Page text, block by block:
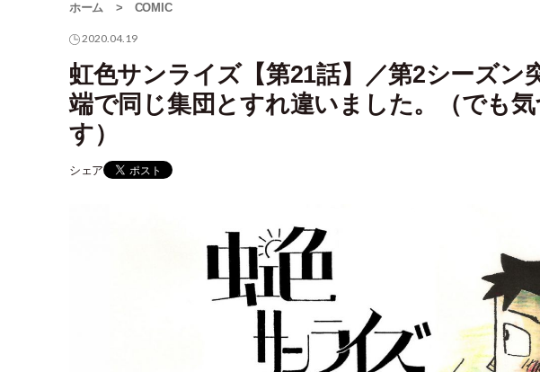
ホーム > COMIC
2020.04.19
虹色サンライズ【第21話】／第2シーズ
端で同じ集団とすれ違いました。（でも
す）
シェア